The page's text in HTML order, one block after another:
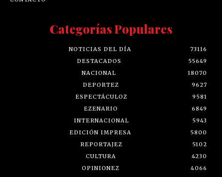
Categorías Populares
NOTICIAS DEL DÍA
73116
DESTACADOS
55649
NACIONAL
18070
DEPORTEZ
9627
ESPECTÁCULOZ
9581
EZENARIO
6849
INTERNACIONAL
5943
EDICIÓN IMPRESA
5800
REPORTAJEZ
5102
CULTURA
4230
OPINIONEZ
4066